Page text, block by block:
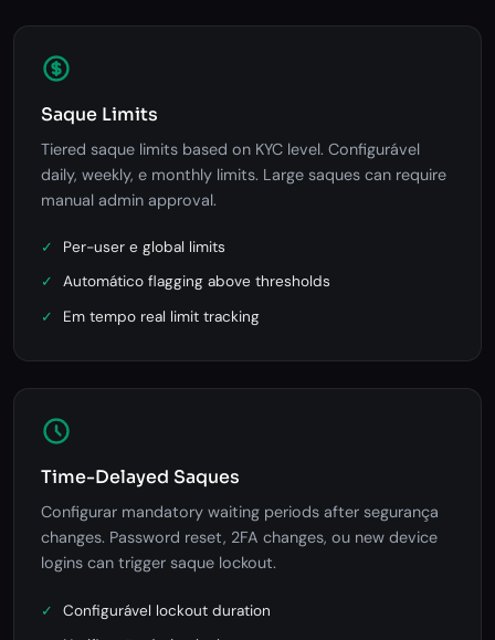
Saque Limits
Tiered saque limits based on KYC level. Configurável
daily, weekly, e monthly limits. Large saques can require
manual admin approval.
Per-user e global limits
Automático flagging above thresholds
Em tempo real limit tracking
Time-Delayed Saques
Configurar mandatory waiting periods after segurança
changes. Password reset, 2FA changes, ou new device
logins can trigger saque lockout.
Configurável lockout duration